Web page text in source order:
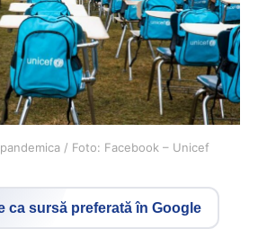
/ Foto: Facebook – Unicef
ca sursă preferată în Google